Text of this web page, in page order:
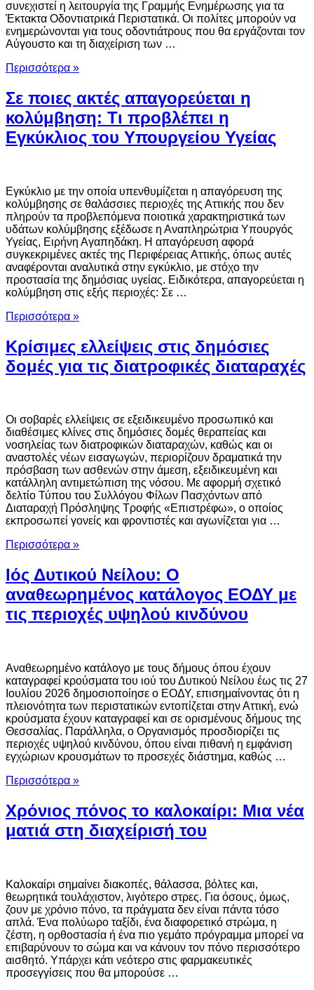
συνεχιστεί η λειτουργία της Γραμμής Ενημέρωσης για τα
Έκτακτα Οδοντιατρικά Περιστατικά. Οι πολίτες μπορούν να
ενημερώνονται για τους οδοντιάτρους που θα εργάζονται τον
Αύγουστο και τη διαχείριση των …
Περισσότερα »
Σε ποιες ακτές απαγορεύεται η
κολύμβηση: Τι προβλέπει η
Εγκύκλιος του Υπουργείου Υγείας
Εγκύκλιο με την οποία υπενθυμίζεται η απαγόρευση της
κολύμβησης σε θαλάσσιες περιοχές της Αττικής που δεν
πληρούν τα προβλεπόμενα ποιοτικά χαρακτηριστικά των
υδάτων κολύμβησης εξέδωσε η Αναπληρώτρια Υπουργός
Υγείας, Ειρήνη Αγαπηδάκη. Η απαγόρευση αφορά
συγκεκριμένες ακτές της Περιφέρειας Αττικής, όπως αυτές
αναφέρονται αναλυτικά στην εγκύκλιο, με στόχο την
προστασία της δημόσιας υγείας. Ειδικότερα, απαγορεύεται η
κολύμβηση στις εξής περιοχές: Σε …
Περισσότερα »
Κρίσιμες ελλείψεις στις δημόσιες
δομές για τις διατροφικές διαταραχές
Οι σοβαρές ελλείψεις σε εξειδικευμένο προσωπικό και
διαθέσιμες κλίνες στις δημόσιες δομές θεραπείας και
νοσηλείας των διατροφικών διαταραχών, καθώς και οι
αναστολές νέων εισαγωγών, περιορίζουν δραματικά την
πρόσβαση των ασθενών στην άμεση, εξειδικευμένη και
κατάλληλη αντιμετώπιση της νόσου. Με αφορμή σχετικό
δελτίο Τύπου του Συλλόγου Φίλων Πασχόντων από
Διαταραχή Πρόσληψης Τροφής «Επιστρέφω», ο οποίος
εκπροσωπεί γονείς και φροντιστές και αγωνίζεται για …
Περισσότερα »
Ιός Δυτικού Νείλου: Ο
αναθεωρημένος κατάλογος ΕΟΔΥ με
τις περιοχές υψηλού κινδύνου
Αναθεωρημένο κατάλογο με τους δήμους όπου έχουν
καταγραφεί κρούσματα του ιού του Δυτικού Νείλου έως τις 27
Ιουλίου 2026 δημοσιοποίησε ο ΕΟΔΥ, επισημαίνοντας ότι η
πλειονότητα των περιστατικών εντοπίζεται στην Αττική, ενώ
κρούσματα έχουν καταγραφεί και σε ορισμένους δήμους της
Θεσσαλίας. Παράλληλα, ο Οργανισμός προσδιορίζει τις
περιοχές υψηλού κινδύνου, όπου είναι πιθανή η εμφάνιση
εγχώριων κρουσμάτων το προσεχές διάστημα, καθώς …
Περισσότερα »
Χρόνιος πόνος το καλοκαίρι: Μια νέα
ματιά στη διαχείρισή του
Καλοκαίρι σημαίνει διακοπές, θάλασσα, βόλτες και,
θεωρητικά τουλάχιστον, λιγότερο στρες. Για όσους, όμως,
ζουν με χρόνιο πόνο, τα πράγματα δεν είναι πάντα τόσο
απλά. Ένα πολύωρο ταξίδι, ένα διαφορετικό στρώμα, η
ζέστη, η ορθοστασία ή ένα πιο γεμάτο πρόγραμμα μπορεί να
επιβαρύνουν το σώμα και να κάνουν τον πόνο περισσότερο
αισθητό. Υπάρχει κάτι νεότερο στις φαρμακευτικές
προσεγγίσεις που θα μπορούσε …